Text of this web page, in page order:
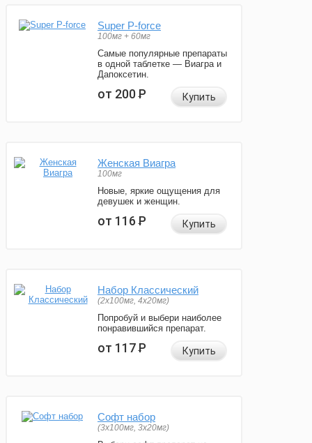
Super P-force
100мг + 60мг
Самые популярные препараты
в одной таблетке — Виагра и
Дапоксетин.
от 200Р Купить
Женская Виагра
100мг
Новые, яркие ощущения для
девушек и женщин.
от 116Р Купить
Набор Классический
(2x100мг, 4x20мг)
Попробуй и выбери наиболее
понравившийся препарат.
от 117Р Купить
Софт набор
(3x100мг, 3x20мг)